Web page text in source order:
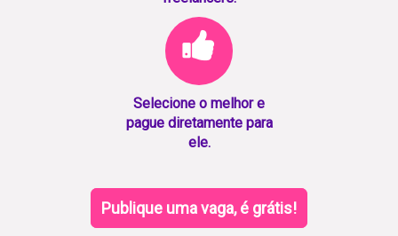
Selecione o melhor e
pague diretamente para
ele.
Publique uma vaga, é grátis!